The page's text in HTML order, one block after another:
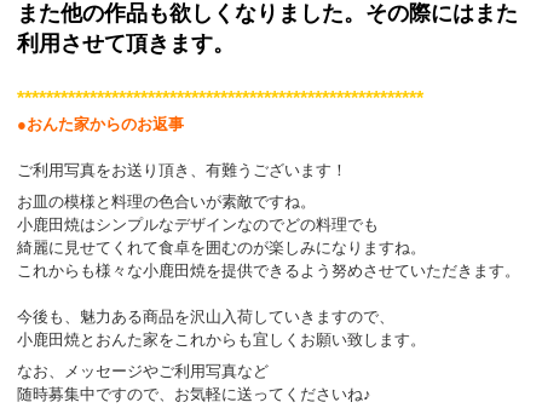
また他の作品も欲しくなりました。その際にはまた
利用させて頂きます。
********************************************************
●おんた家からのお返事
ご利用写真をお送り頂き、有難うございます！
お皿の模様と料理の色合いが素敵ですね。
小鹿田焼はシンプルなデザインなのでどの料理でも
綺麗に見せてくれて食卓を囲むのが楽しみになりますね。
これからも様々な小鹿田焼を提供できるよう努めさせていただきます。
今後も、魅力ある商品を沢山入荷していきますので、
小鹿田焼とおんた家をこれからも宜しくお願い致します。
なお、メッセージやご利用写真など
随時募集中ですので、お気軽に送ってくださいね♪